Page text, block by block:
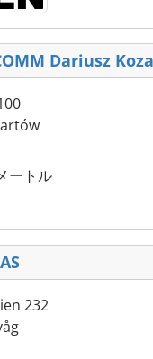
Dariusz
ートル
232